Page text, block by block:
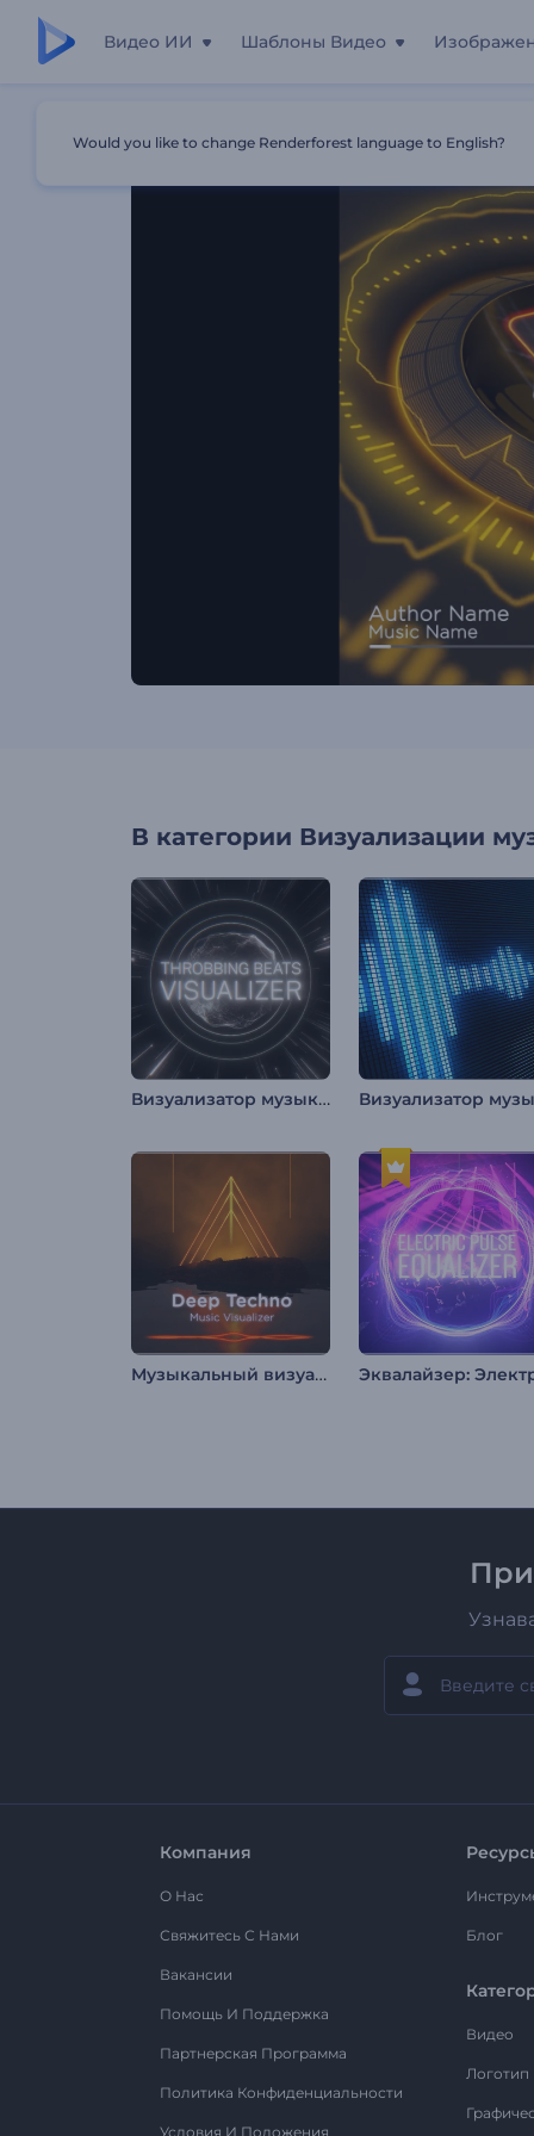
Видео ИИ Шаблоны Видео
В категории Визуализации
Визуализатор музыки: Пульсирующий бит
Музыкальный визуализатор «Deep Techno»
Компания
О Нас
Свяжитесь С Нами
Вакансии
Помощь И Поддержка
Партнерская Программа
Политика Конфиденциальности
Условия И Положения
Блог
Видео
Логотип
Would you like to change Renderforest language to English?